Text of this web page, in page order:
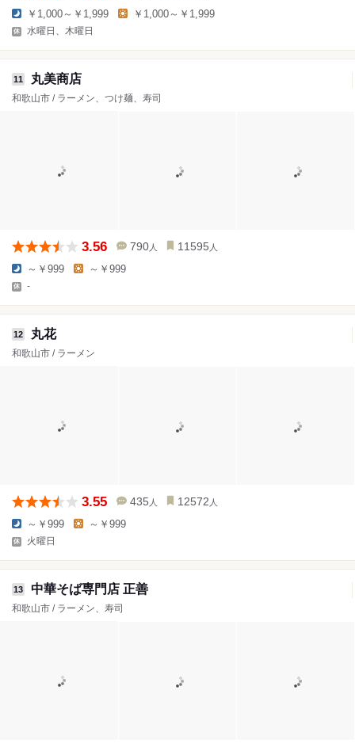
￥1,000～￥1,999 ￥1,000～￥1,999
水曜日、木曜日
11 丸美商店
和歌山市 / ラーメン、つけ麺、寿司
3.56 790 人 11595 人
～￥999 ～￥999
-
12 丸花
和歌山市 / ラーメン
3.55 435 人 12572 人
～￥999 ～￥999
火曜日
13 中華そば専門店 正善
和歌山市 / ラーメン、寿司